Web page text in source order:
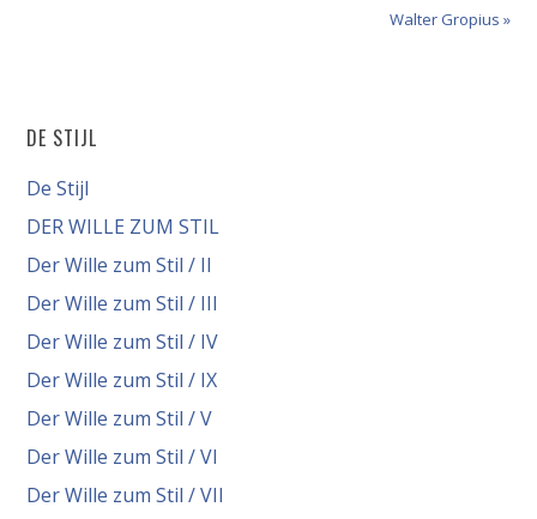
Walter Gropius »
DE STIJL
De Stijl
DER WILLE ZUM STIL
Der Wille zum Stil / II
Der Wille zum Stil / III
Der Wille zum Stil / IV
Der Wille zum Stil / IX
Der Wille zum Stil / V
Der Wille zum Stil / VI
Der Wille zum Stil / VII